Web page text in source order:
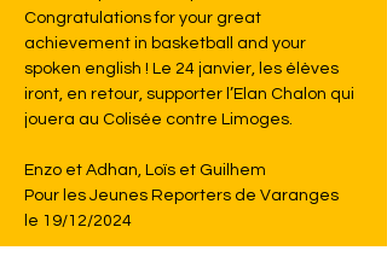
Congratulations for your great
achievement in basketball and your
spoken english ! Le 24 janvier, les élèves
iront, en retour, supporter l’Elan Chalon qui
jouera au Colisée contre Limoges.
Enzo et Adhan, Loïs et Guilhem
Pour les Jeunes Reporters de Varanges
le 19/12/2024